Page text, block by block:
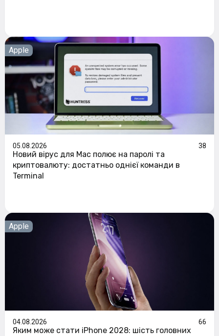
Apple
05.08.2026 38
Новий вірус для Mac полює на паролі та
криптовалюту: достатньо однієї команди в
Terminal
Apple
04.08.2026 66
Яким може стати iPhone 2028: шість головних